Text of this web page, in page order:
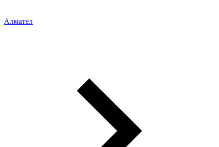
Алмател